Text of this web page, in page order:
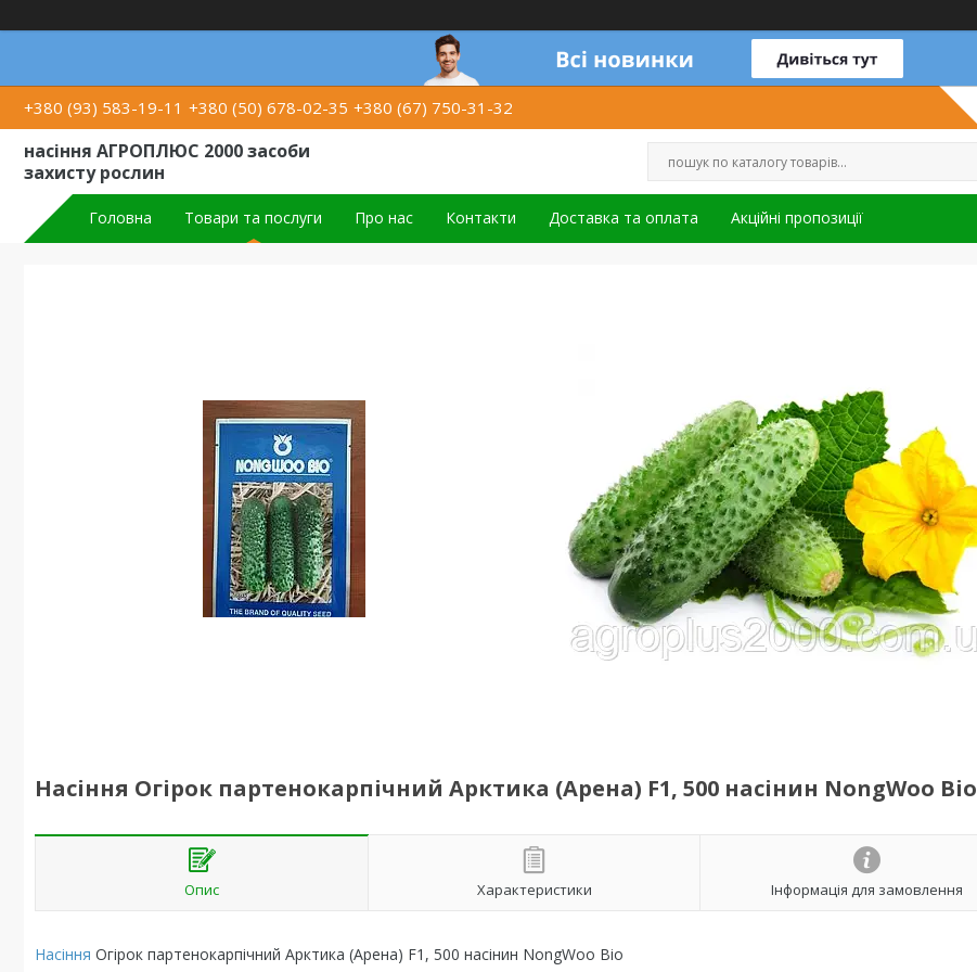
+380 (93) 583-19-11 +380 (50) 678-02-35 +380 (67) 750-31-32
насіння АГРОПЛЮС 2000 засоби
захисту рослин
Головна Товари та послуги Про нас Контакти Доставка та оплата Акційні пропозиції
Насіння Огірок партенокарпічний Арктика (Арена) F1, 500 насінин NongWoo Bio
Опис Характеристики Інформація для замовлення
Насіння Огірок партенокарпічний Арктика (Арена) F1, 500 насінин NongWoo Bio